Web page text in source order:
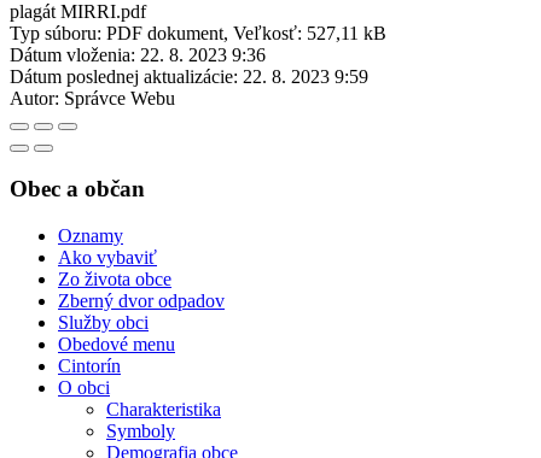
plagát MIRRI.pdf
Typ súboru: PDF dokument, Veľkosť: 527,11 kB
Dátum vloženia: 22. 8. 2023 9:36
Dátum poslednej aktualizácie: 22. 8. 2023 9:59
Autor: Správce Webu
Obec a občan
Oznamy
Ako vybaviť
Zo života obce
Zberný dvor odpadov
Služby obci
Obedové menu
Cintorín
O obci
Charakteristika
Symboly
Demografia obce